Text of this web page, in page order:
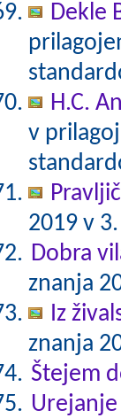
Dekle
H.C.
v
2019 v
Dobra
znanja
Iz
znanja
Štejem